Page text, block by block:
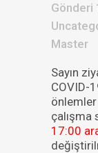
Gönderi
Master
Sayın
COVID-
çalışma
17:00